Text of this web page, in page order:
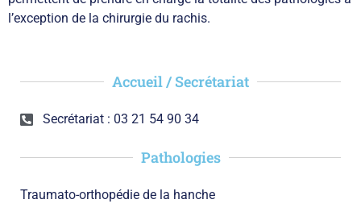
l’exception de la chirurgie du rachis.
Accueil / Secrétariat
Secrétariat : 03 21 54 90 34
Pathologies
Traumato-orthopédie de la hanche